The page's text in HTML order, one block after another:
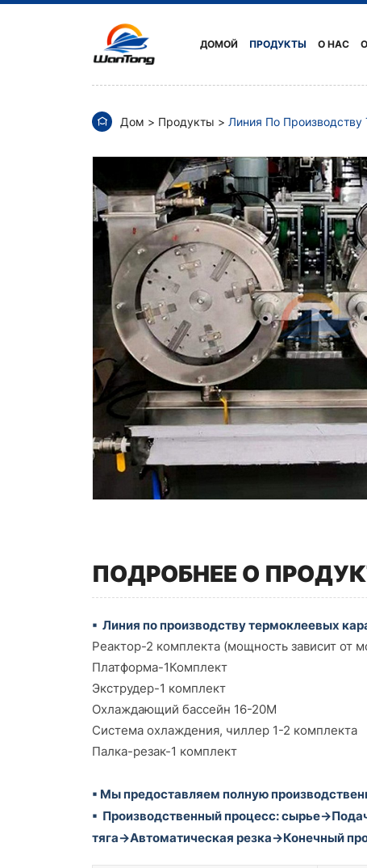
ДОМОЙ ПРОДУКТЫ О НАС
Линия
производству
расплава
Дом Продукты Линия По
ПОДРОБНЕЕ О
▪ Линия по производству термоклеевых
Реактор-2 комплекта (мощность зависит от
Платформа-1Комплект
Экструдер-1 комплект
Охлаждающий бассейн 16-20М
Система охлаждения, чиллер 1-2 комплекта
Палка-резак-1 комплект
▪ Мы предоставляем полную
▪ Производственный процесс:
тяга→Автоматическая резка→Конечный